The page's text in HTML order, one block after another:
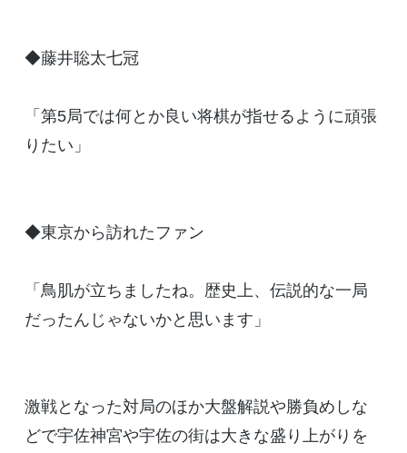
◆藤井聡太七冠
「第5局では何とか良い将棋が指せるように頑張
りたい」
◆東京から訪れたファン
「鳥肌が立ちましたね。歴史上、伝説的な一局
だったんじゃないかと思います」
激戦となった対局のほか大盤解説や勝負めしな
どで宇佐神宮や宇佐の街は大きな盛り上がりを